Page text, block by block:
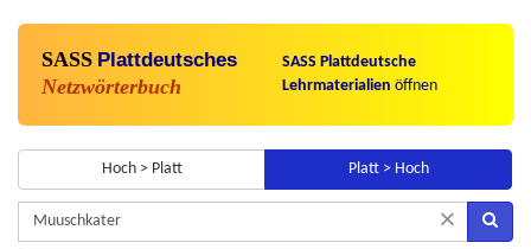
SASS Plattdeutsches
Netzwörterbuch
SASS Plattdeutsche
Lehrmaterialien öffnen
Hoch > Platt Platt > Hoch
×